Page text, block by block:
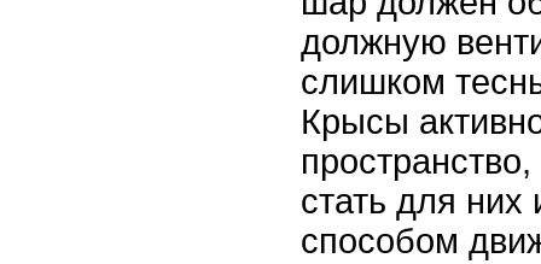
должную
слишком
Крысы
стать для
способом